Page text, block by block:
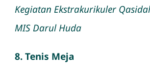
Kegiatan Ekstrakurikuler
MIS Darul Huda
8. Tenis Meja